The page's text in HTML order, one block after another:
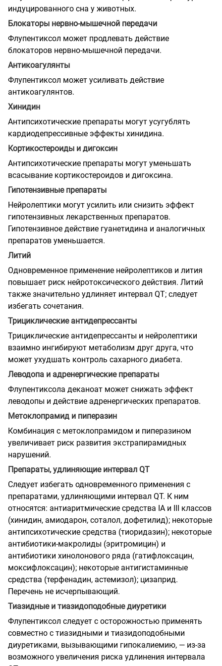
индуцированного сна у животных.
Блокаторы нервно-мышечной передачи
Флупентиксол может продлевать действие
блокаторов нервно-мышечной передачи.
Антикоагулянты
Флупентиксол может усиливать действие
антикоагулянтов.
Хинидин
Антипсихотические препараты могут усугублять
кардиодепрессивные эффекты хинидина.
Кортикостероиды и дигоксин
Антипсихотические препараты могут уменьшать
всасывание кортикостероидов и дигоксина.
Гипотензивные препараты
Нейролептики могут усилить или снизить эффект
гипотензивных лекарственных препаратов.
Гипотензивное действие гуанетидина и аналогичных
препаратов уменьшается.
Литий
Одновременное применение нейролептиков и лития
повышает риск нейротоксического действия. Литий
также значительно удлиняет интервал QT; следует
избегать сочетания.
Трициклические антидепрессанты
Трициклические антидепрессанты и нейролептики
взаимно ингибируют метаболизм друг друга, что
может ухудшать контроль сахарного диабета.
Леводопа и адренергические препараты
Флупентиксола деканоат может снижать эффект
леводопы и действие адренергических препаратов.
Метоклопрамид и пиперазин
Комбинация с метоклопрамидом и пиперазином
увеличивает риск развития экстрапирамидных
нарушений.
Препараты, удлиняющие интервал QT
Следует избегать одновременного применения с
препаратами, удлиняющими интервал QT. К ним
относятся: антиаритмические средства IA и III классов
(хинидин, амиодарон, соталол, дофетилид); некоторые
антипсихотические средства (тиоридазин); некоторые
антибиотики-макролиды (эритромицин) и
антибиотики хинолонового ряда (гатифлоксацин,
моксифлоксацин); некоторые антигистаминные
средства (терфенадин, астемизол); цизаприд.
Перечень не исчерпывающий.
Тиазидные и тиазидоподобные диуретики
Флупентиксол следует с осторожностью применять
совместно с тиазидными и тиазидоподобными
диуретиками, вызывающими гипокалиемию, — из-за
возможного увеличения риска удлинения интервала